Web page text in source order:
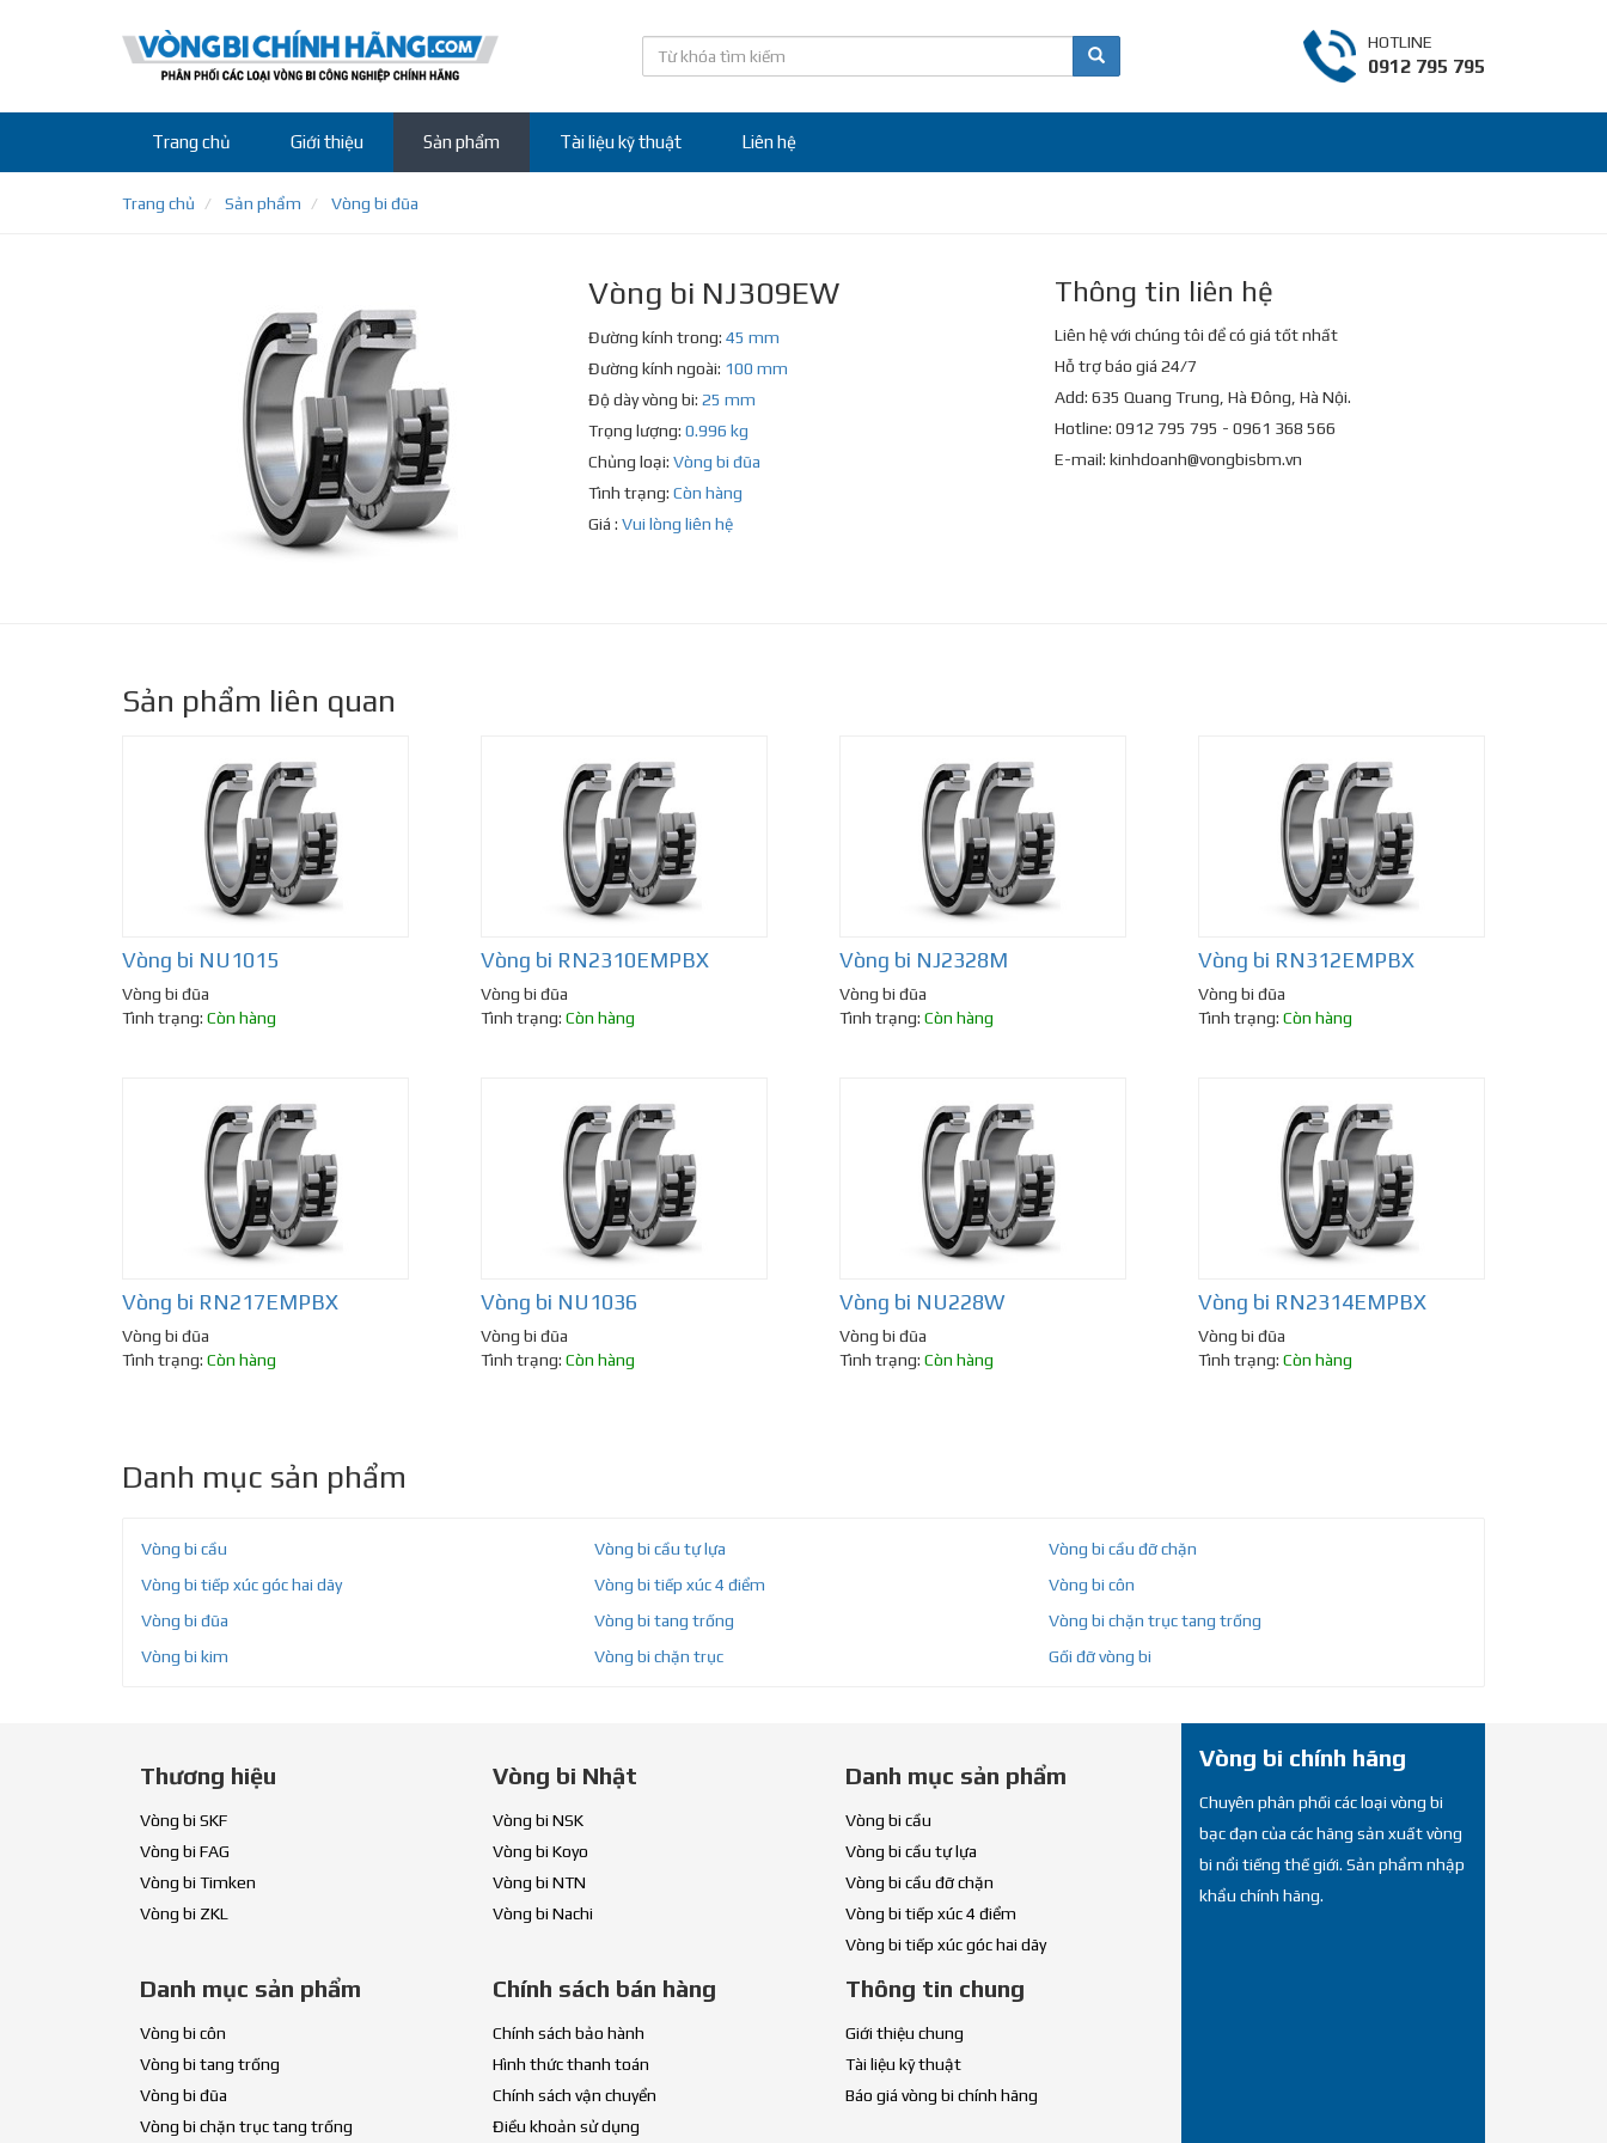
HOTLINE
0912 795 795
Trang chủ Giới thiệu Sản phẩm Tài liệu kỹ thuật Liên hệ
Trang chủ Sản phẩm Vòng bi đũa
Vòng bi NJ309EW
Đường kính trong: 45 mm
Đường kính ngoài: 100 mm
Độ dày vòng bi: 25 mm
Trọng lượng: 0.996 kg
Chủng loại: Vòng bi đũa
Tình trạng: Còn hàng
Giá : Vui lòng liên hệ
Thông tin liên hệ
Liên hệ với chúng tôi để có giá tốt nhất
Hỗ trợ báo giá 24/7
Add: 635 Quang Trung, Hà Đông, Hà Nội.
Hotline: 0912 795 795 - 0961 368 566
E-mail: kinhdoanh@vongbisbm.vn
Sản phẩm liên quan
Vòng bi NU1015
Vòng bi đũa
Tình trạng: Còn hàng
Vòng bi RN2310EMPBX
Vòng bi đũa
Tình trạng: Còn hàng
Vòng bi NJ2328M
Vòng bi đũa
Tình trạng: Còn hàng
Vòng bi RN312EMPBX
Vòng bi đũa
Tình trạng: Còn hàng
Vòng bi RN217EMPBX
Vòng bi đũa
Tình trạng: Còn hàng
Vòng bi NU1036
Vòng bi đũa
Tình trạng: Còn hàng
Vòng bi NU228W
Vòng bi đũa
Tình trạng: Còn hàng
Vòng bi RN2314EMPBX
Vòng bi đũa
Tình trạng: Còn hàng
Danh mục sản phẩm
Vòng bi cầu Vòng bi cầu tự lựa
Vòng bi cầu đỡ chặn
Vòng bi tiếp xúc góc hai dãy
Vòng bi tiếp xúc 4 điểm
Vòng bi côn
Vòng bi đũa
Vòng bi tang trống
Vòng bi chặn trục tang trống
Vòng bi kim
Vòng bi chặn trục Gối đỡ vòng bi
Thương hiệu
Vòng bi SKF
Vòng bi FAG
Vòng bi Timken
Vòng bi ZKL
Vòng bi Nhật
Vòng bi NSK
Vòng bi Koyo
Vòng bi NTN
Vòng bi Nachi
Danh mục sản phẩm
Vòng bi cầu
Vòng bi cầu tự lựa
Vòng bi cầu đỡ chặn
Vòng bi tiếp xúc 4 điểm
Vòng bi tiếp xúc góc hai dãy
Danh mục sản phẩm
Vòng bi côn
Vòng bi tang trống
Vòng bi đũa
Vòng bi chặn trục tang trống
Chính sách bán hàng
Chính sách bảo hành
Hình thức thanh toán
Chính sách vận chuyển
Điều khoản sử dụng
Thông tin chung
Giới thiệu chung
Tài liệu kỹ thuật
Báo giá vòng bi chính hãng
Vòng bi chính hãng
Chuyên phân phối các loại vòng bi
bạc đạn của các hãng sản xuất vòng
bi nổi tiếng thế giới. Sản phẩm nhập
khẩu chính hãng.